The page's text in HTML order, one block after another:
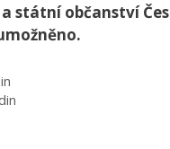
státní občanství